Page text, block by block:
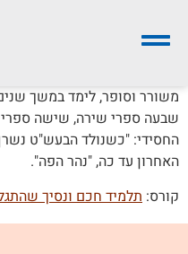
משורר וסופר, לימד במשך
שבעה ספרי שירה, שישה ספרי
החסידי: "כשנולד הבעש"ט
האחרון עד כה, "נהר הפה".
קורס: תלמיד חכם ונסיך